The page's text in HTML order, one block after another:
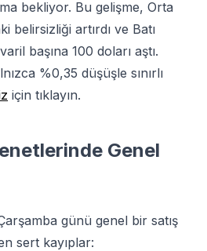
bekliyor. Bu gelişme, Orta
belirsizliği artırdı ve Batı
başına 100 doları aştı.
%0,35 düşüşle sınırlı
için tıklayın.
Genel
günü genel bir satış
sert kayıplar: